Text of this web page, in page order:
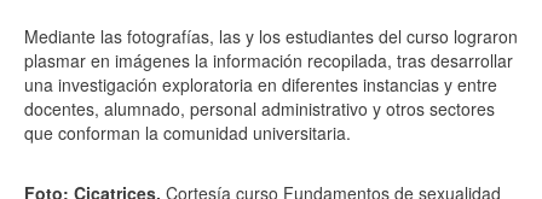
Mediante las fotografías, las y los estudiantes del curso lograron
plasmar en imágenes la información recopilada, tras desarrollar
una investigación exploratoria en diferentes instancias y entre
docentes, alumnado, personal administrativo y otros sectores
que conforman la comunidad universitaria.
Foto: Cicatrices. Cortesía curso Fundamentos de sexualidad